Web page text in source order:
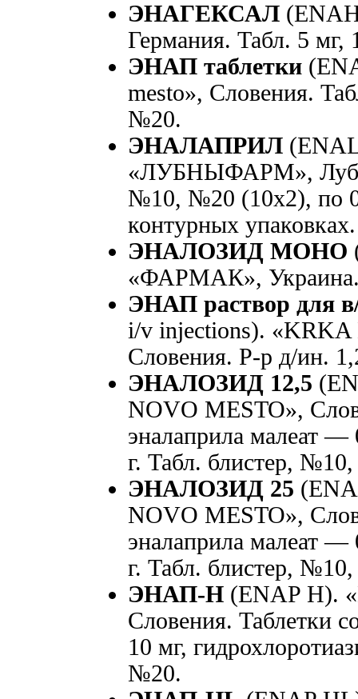
ЭНАГЕКСАЛ
Германия. Табл. 5
ЭНАП таблетки
mesto», Словения.
№20.
ЭНАЛАПРИЛ
«ЛУБНЫФАРМ»,
№10, №20 (10x2), по
контурных упаковках.
ЭНАЛОЗИД МОНО
«ФАРМАК»,
ЭНАП раствор для
i/v injections).
Словения. Р-р д/ин.
ЭНАЛОЗИД 12,5
NOVO MESTO»,
эналаприла малеат —
г. Табл. блистер,
ЭНАЛОЗИД 25
NOVO MESTO»,
эналаприла малеат —
г. Табл. блистер,
ЭНАП-Н (ENAP Н).
Словения. Таблетки
10 мг,
№20.